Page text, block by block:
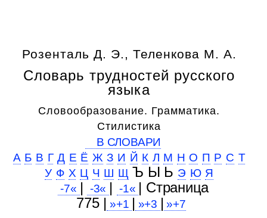
Розенталь Д. Э., Теленкова М. А.
Словарь трудностей русского
языка
Словообразование. Грамматика.
Стилистика
В СЛОВАРИ
А Б В Г Д Е Ё Ж З И Й К Л М Н О П Р С Т
У Ф Х Ц Ч Ш Щ Ъ Ы Ь Э Ю Я
-7« | -3« | -1« | Cтраница
775 | »+1 | »+3 | »+7